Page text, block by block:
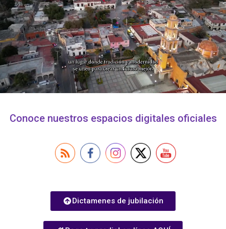
Conoce nuestros espacios digitales oficiales
Dictamenes de jubilación